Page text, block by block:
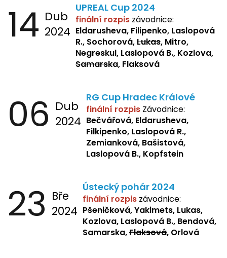
14 Dub
2024
UPREAL Cup 2024
finální rozpis závodnice:
Eldarusheva, Filipenko, Laslopová
R., Sochorová,Lukas, Mitro,
Negreskul, Laslopová B., Kozlova,
Samarska, Flaksová
06 Dub
2024
RG Cup Hradec Králové
finální rozpis Závodnice:
Bečvářová, Eldarusheva,
Filkipenko, Laslopová R.,
Zemianková, Bašistová,
Laslopová B., Kopfstein
23 Bře
2024
Ústecký pohár 2024
finální rozpis závodnice:
Pšeničková, Yakimets, Lukas,
Kozlova, Laslopová B., Bendová,
Samarska,Flaksová, Orlová